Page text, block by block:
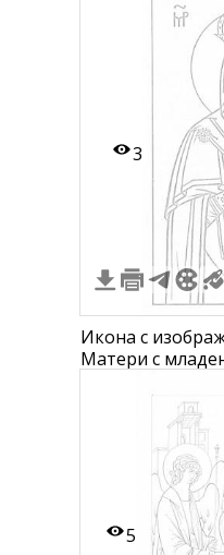
3
Икона с
Матери с
5